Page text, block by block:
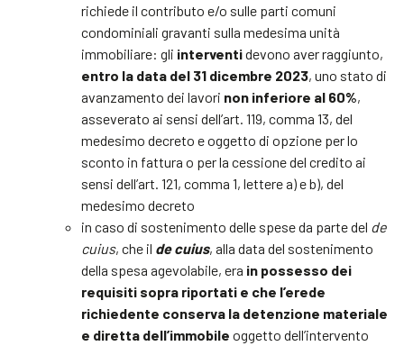
richiede il contributo e/o sulle parti comuni
condominiali gravanti sulla medesima unità
immobiliare: gli interventidevono aver raggiunto,
entro la data del 31 dicembre 2023, uno stato di
avanzamento dei lavori non inferiore al 60%,
asseverato ai sensi dell’art. 119, comma 13, del
medesimo decreto e oggetto di opzione per lo
sconto in fattura o per la cessione del credito ai
sensi dell’art. 121, comma 1, lettere a) e b), del
medesimo decreto
in caso di sostenimento delle spese da parte del de
cuius, che il de cuius, alla data del sostenimento
della spesa agevolabile, era in possesso dei
requisiti sopra riportati e che l’erede
richiedente conserva la detenzione materiale
e diretta dell’immobile oggetto dell’intervento